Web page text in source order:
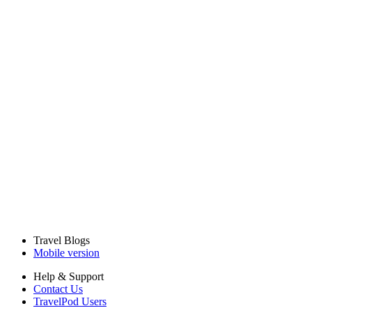
Travel Blogs
Mobile version
Help & Support
Contact Us
TravelPod Users